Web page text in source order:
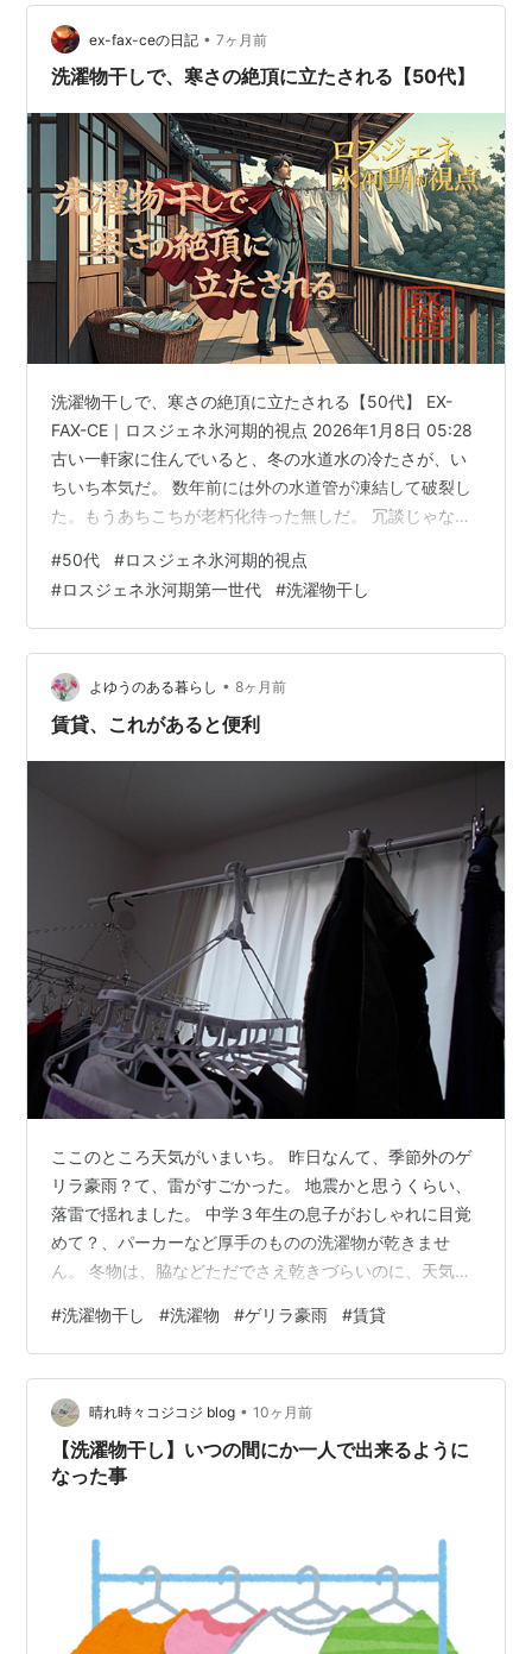
出した技がある。と言っても「それ我が家もやってるけ
ど・・・」と脱力しちゃうかもしれないけど。ズッコ
ケ。 洗濯物の中で一番乾かないのは僕が休日によく着る
ex-fax-ceの日記 • 7ヶ月前
洗濯物干しで、寒さの絶頂に立たされる【50代】
洗濯物干しで、寒さの絶頂に立たされる【50代】 EX-
FAX-CE｜ロスジェネ氷河期的視点 2026年1月8日 05:28
古い一軒家に住んでいると、冬の水道水の冷たさが、い
ちいち本気だ。 数年前には外の水道管が凍結して破裂し
た。もうあちこちが老朽化待った無しだ。 冗談じゃな
れる。 洗濯機から取り出した濡れた衣類。それを広げる
ために、容赦なく水を浴びた指先が、一瞬で感覚を失っ
ていく。 手が赤くなる。というより、白くなる。そこか
らじわじわ痛みに変わる。 これ、毎年のことなのに、毎
年ちゃんと驚く。 寒さには慣れるが、水の冷たさには慣
れない。 古い家…
#50代 #ロスジェネ氷河期的視点
#ロスジェネ氷河期第一世代 #洗濯物干し
よゆうのある暮らし • 8ヶ月前
賃貸、これがあると便利
ここのところ天気がいまいち。 昨日なんて、季節外のゲ
リラ豪雨？て、雷がすごかった。 地震かと思うくらい、
落雷で揺れました。 中学３年生の息子がおしゃれに目覚
めて？、パーカーなど厚手のものの洗濯物が乾きませ
ん。 冬物は、脇などただでさえ乾きづらいのに、天気も
部屋の室内干し。 使わない時は、天井まで竿を上げるこ
とができるので、見た目もそこまで悪くならず、便利で
す。 もし家を建てることになったら、絶対に取り付けた
いものですね。 各部屋につけたいくらい（笑） にほんブ
ログ村
#洗濯物干し #洗濯物 #ゲリラ豪雨 #賃貸
晴れ時々コジコジ blog • 10ヶ月前
【洗濯物干し】いつの間にか一人で出来るように
なった事